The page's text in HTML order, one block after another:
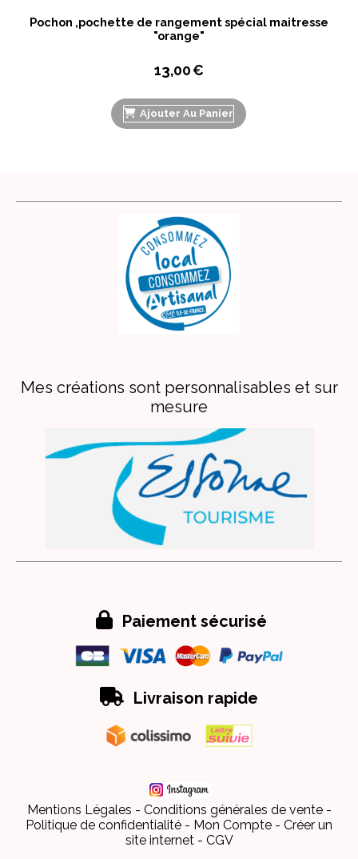
Pochon ,pochette de rangement spécial maitresse
"orange"
13,00€
Ajouter Au Panier
Mes créations sont personnalisables et sur
mesure
 Paiement sécurisé
 Livraison rapide
Mentions Légales
Conditions générales de vente
Politique de confidentialité
Mon Compte
Créer un
site internet
CGV